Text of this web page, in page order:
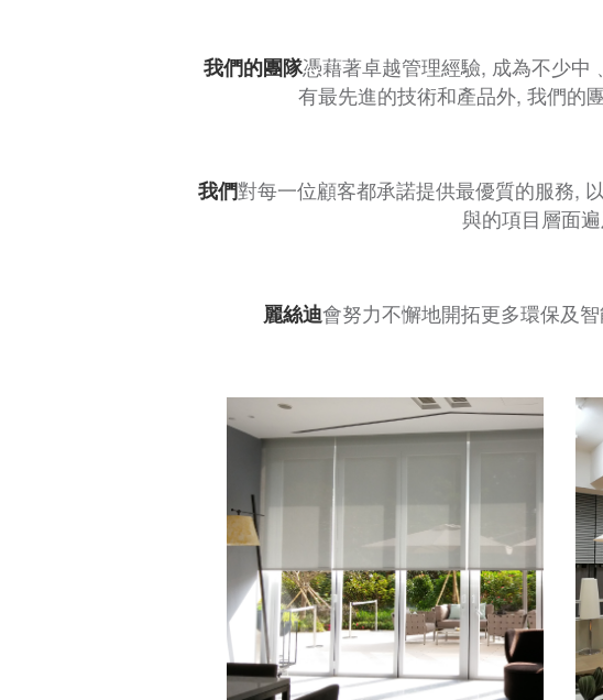
我們的團隊憑藉著卓越管理經驗, 成為不少
有最先進的技術和產品外, 我們的
我們對每一位顧客都承諾提供最優質的服務,
與的項目層面
麗絲迪會努力不懈地開拓更多環保及